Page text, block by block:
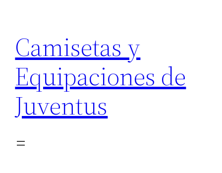
contenido
Camisetas y
Equipaciones de
Juventus